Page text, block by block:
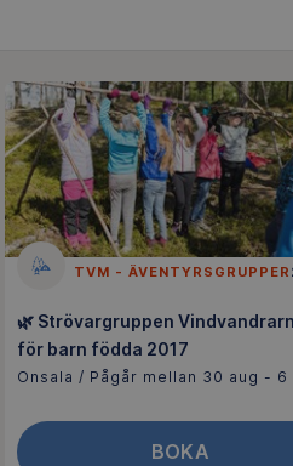
TVM - ÄVENTYRSGRUPPER
🌿 Strövargruppen
för barn födda 2017
Onsala / Pågår mellan 30 aug - 6
BOKA